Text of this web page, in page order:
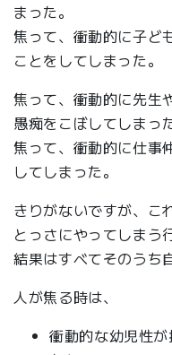
まった。
焦って、衝動的に子ど
ことをしてしまった。
焦って、衝動的に先生
愚痴をこぼしてしまっ
焦って、衝動的に仕事
してしまった。
きりがないですが、こ
とっさにやってしまう
結果はすべてそのうち
人が焦る時は、
衝動的な幼児性